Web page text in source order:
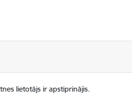
lietotājs ir apstiprinājis.